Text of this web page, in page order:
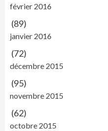
février 2016
(89)
janvier 2016
(72)
décembre 2015
(95)
novembre 2015
(62)
octobre 2015